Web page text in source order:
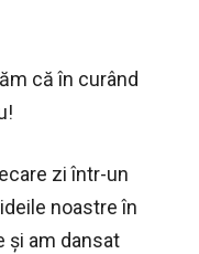
că în curând
zi într-un
noastre în
și am dansat